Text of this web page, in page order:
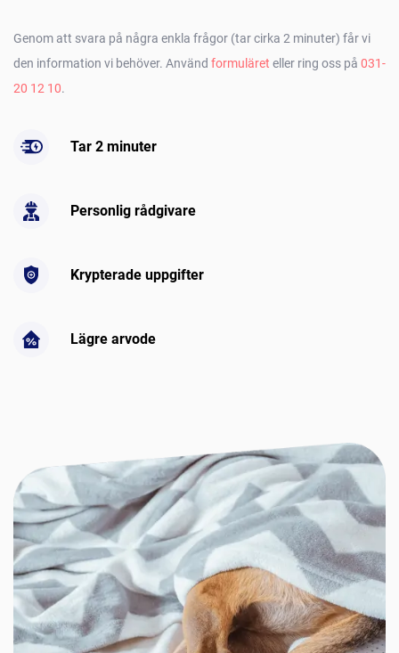
Genom att svara på några enkla frågor (tar cirka 2 minuter) får vi
den information vi behöver. Använd formuläret eller ring oss på 031-
20 12 10.
Tar 2 minuter
Personlig rådgivare
Krypterade uppgifter
Lägre arvode